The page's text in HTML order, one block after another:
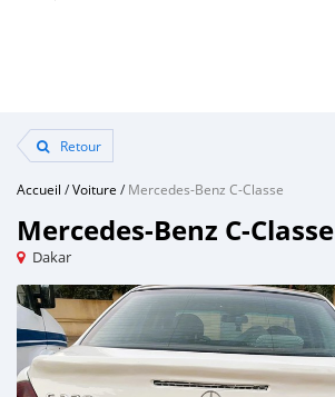
Retour
Accueil /Voiture /Mercedes-Benz C-Classe
Mercedes-Benz C-Classe
Dakar